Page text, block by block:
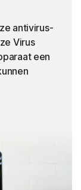
antivirus-
Virus
een